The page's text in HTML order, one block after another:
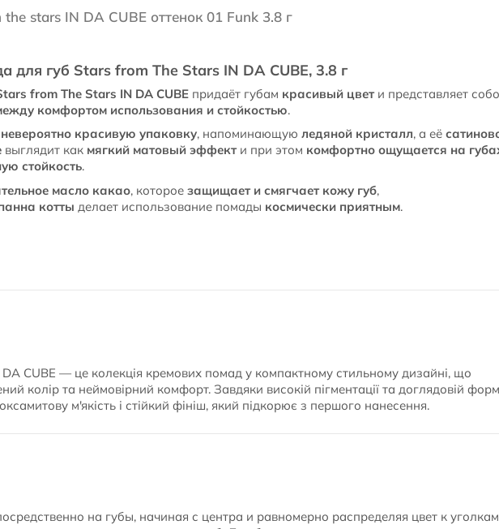
stars IN DA CUBE оттенок 01 Funk 3.8 г
для губ Stars from The Stars IN DA CUBE, 3.8 г
from The Stars IN DA CUBE придаёт губам красивый цвети представляет
комфортом использования и стойкостью.
невероятно красивую упаковку, напоминающую ледяной кристалл, а её
выглядит как мягкий матовый эффекти при этом комфортно ощущается на
стойкость.
масло какао, которое защищает и смягчает кожу губ,
котты делает использование помады космически приятным.
CUBE — це колекція кремових помад у компактному стильному дизайні, що
колір та неймовірний комфорт. Завдяки високій пігментації та доглядовій
м'якість і стійкий фініш, який підкорює з першого нанесення.
на губы, начиная с центра и равномерно распределяя цвет к